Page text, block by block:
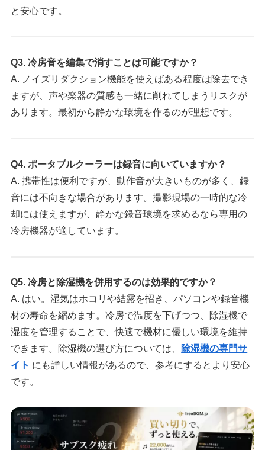
と安心です。
Q3. 冷房音を編集で消すことは可能ですか？
A. ノイズリダクション機能を使えばある程度は除去でき
ますが、声や楽器の質感も一緒に削れてしまうリスクが
あります。最初から静かな環境を作るのが理想です。
Q4. ポータブルクーラーは録音に向いていますか？
A. 携帯性は便利ですが、動作音が大きいものが多く、録
音には不向きな場合があります。撮影現場の一時的な冷
却には使えますが、静かな録音環境を求めるなら専用の
冷房機器が適しています。
Q5. 冷房と除湿機を併用するのは効果的ですか？
A. はい。湿気はホコリや結露を招き、パソコンや録音機
材の寿命を縮めます。冷房で温度を下げつつ、除湿機で
湿度を管理することで、快適で機材に優しい環境を維持
できます。除湿機の選び方については、
除湿機の専門サ
イト にも詳しい情報があるので、参考にするとより安心
です。